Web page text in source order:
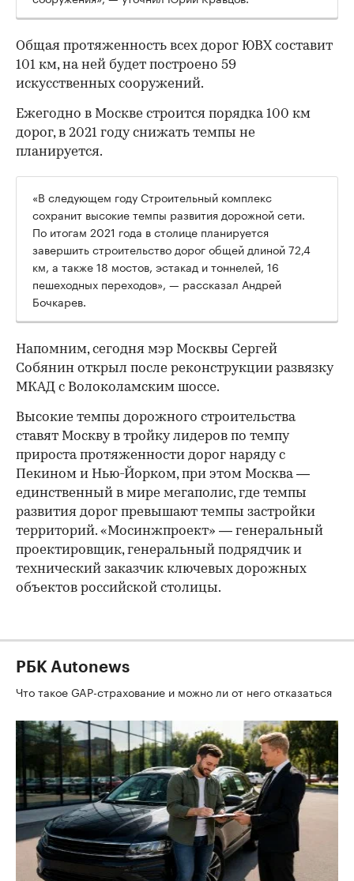
Общая протяженность всех дорог ЮВХ составит
101 км, на ней будет построено 59
искусственных сооружений.
Ежегодно в Москве строится порядка 100 км
дорог, в 2021 году снижать темпы не
планируется.
«В следующем году Строительный комплекс
сохранит высокие темпы развития дорожной сети.
По итогам 2021 года в столице планируется
завершить строительство дорог общей длиной 72,4
км, а также 18 мостов, эстакад и тоннелей, 16
пешеходных переходов», — рассказал Андрей
Бочкарев.
Напомним, сегодня мэр Москвы Сергей
Собянин открыл после реконструкции развязку
МКАД с Волоколамским шоссе.
Высокие темпы дорожного строительства
ставят Москву в тройку лидеров по темпу
прироста протяженности дорог наряду с
Пекином и Нью-Йорком, при этом Москва —
единственный в мире мегаполис, где темпы
развития дорог превышают темпы застройки
территорий. «Мосинжпроект» — генеральный
проектировщик, генеральный подрядчик и
технический заказчик ключевых дорожных
объектов российской столицы.
РБК Autonews
Что такое GAP-страхование и можно ли от него отказаться